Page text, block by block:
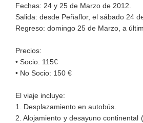
Fechas: 24 y 25 de Marzo de 2012.
Salida: desde Peñaflor, el sábado 24
Regreso: domingo 25 de Marzo, a
Precios:
• Socio: 115€
• No Socio: 150 €
El viaje incluye:
1. Desplazamiento en autobús.
2. Alojamiento y desayuno